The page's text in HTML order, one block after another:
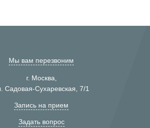
Мы вам перезвоним
г. Москва,
Садовая-Сухаревская, 7/1
Запись на прием
Задать вопрос